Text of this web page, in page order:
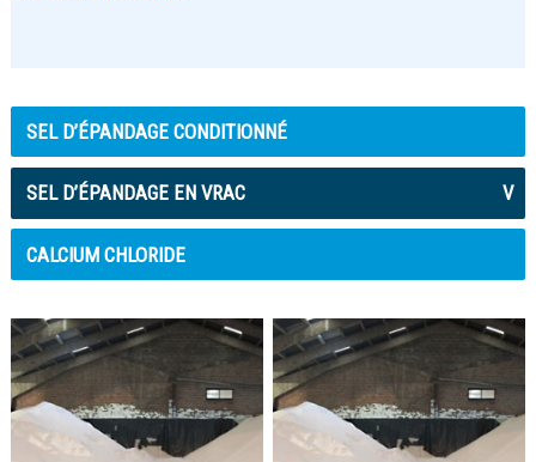
SEL D’ÉPANDAGE CONDITIONNÉ
SEL D’ÉPANDAGE EN VRAC V
CALCIUM CHLORIDE